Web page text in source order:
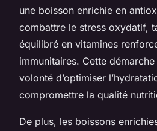
une boisson enrichie en
combattre le stress oxydatif,
équilibré en vitamines
immunitaires. Cette démarche
volonté d’optimiser
compromettre la qualité
De plus, les boissons